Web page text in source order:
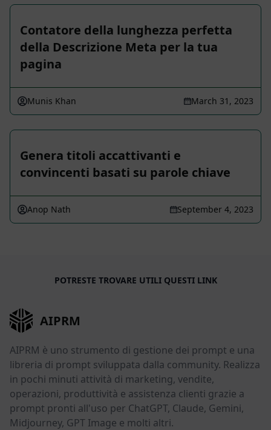
Contatore della lunghezza perfetta
della Descrizione Meta per la tua
pagina
Munis Khan March 31, 2023
Genera titoli accattivanti e
convincenti basati su parole chiave
Anop Nath September 4, 2023
POTRESTE TROVARE UTILI QUESTI LINK
AIPRM
AIPRM è uno strumento di gestione dei prompt e una
libreria di prompt sviluppata dalla community. Realizza
in pochi minuti attività di marketing, vendite,
operazioni, produttività e assistenza clienti grazie a
prompt pronti all'uso per ChatGPT, Claude, Gemini,
Midjourney, GPT Image e molti altri.